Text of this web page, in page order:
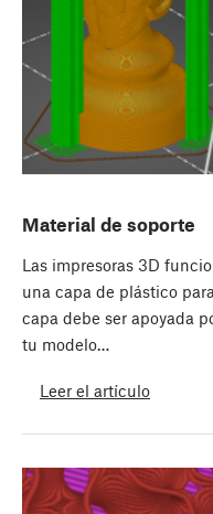
Material de soporte
Las impresoras 3D
una capa de plástico
capa debe ser apoyada
tu modelo…
Leer el artículo